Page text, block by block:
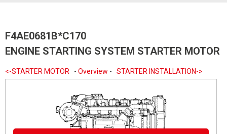
F4AE0681B*C170
ENGINE STARTING SYSTEM STARTER MOTOR
<-STARTER MOTOR - Overview - STARTER INSTALLATION->